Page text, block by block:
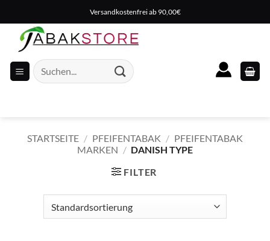
Inhalt
springen
Versandkostenfrei ab 90,00€
Suche
nach:
STARTSEITE / PFEIFENTABAK / PFEIFENTABAK
MARKEN / DANISH TYPE
FILTER